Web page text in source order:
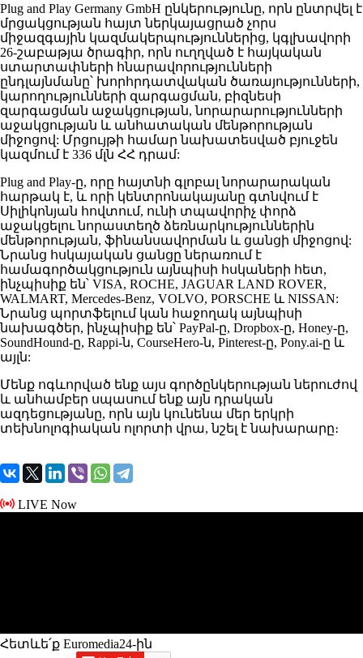
Plug and Play Germany GmbH ընկերությունը, որն ընտրվել է
մրցակցության հայտ ներկայացրած չորս
միջազգային կազմակերպություններից, կգլխավորի
26-շաբաթյա ծրագիր, որն ուղղված է հայկական
ստարտափների հնարավորությունների
ընդլայնմանը՝ խորհրդատվական ծառայությունների,
կարողությունների զարգացման, բիզնեսի
զարգացման աջակցության, նորարարությունների
աջակցության և անհատական մենթորության
միջոցով: Մրցույթի համար նախատեսված բյուջեն
կազմում է 336 մլն ՀՀ դրամ:
Plug and Play-ը, որը հայտնի գլոբալ նորարարական
հարթակ է, և որի կենտրոնակայանը գտնվում է
Սիլիկոնյան հովտում, ունի տպավորիչ փորձ
աջակցելու նորաստեղծ ձեռնարկություններին
մենթորության, ֆինանսավորման և ցանցի միջոցով:
Նրանց հսկայական ցանցը ներառում է
համագործակցություն այնպիսի հսկաների հետ,
ինչպիսիք են՝ VISA, ROCHE, JAGUAR LAND ROVER,
WALMART, Mercedes-Benz, VOLVO, PORSCHE և NISSAN:
Նրանց պորտֆելում կան հաջողակ այնպիսի
նախագծեր, ինչպիսիք են՝ PayPal-ը, Dropbox-ը, Honey-ը,
SoundHound-ը, Rappi-ն, CourseHero-ն, Pinterest-ը, Pony.ai-ը և
այլն:
Մենք ոգևորված ենք այս գործընկերության ներուժով
և անհամբեր սպասում ենք այն դրական
ազդեցությանը, որն այն կունենա մեր երկրի
տեխնոլոգիական ոլորտի վրա, նշել է նախարարը։
LIVE Now
Հետևե՛ք Euromedia24-ին